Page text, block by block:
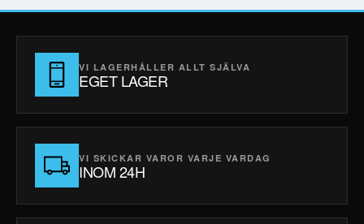
VI LAGERHÅLLER ALLT SJÄLVA
EGET LAGER
VI SKICKAR VAROR VARJE VARDAG
INOM 24H